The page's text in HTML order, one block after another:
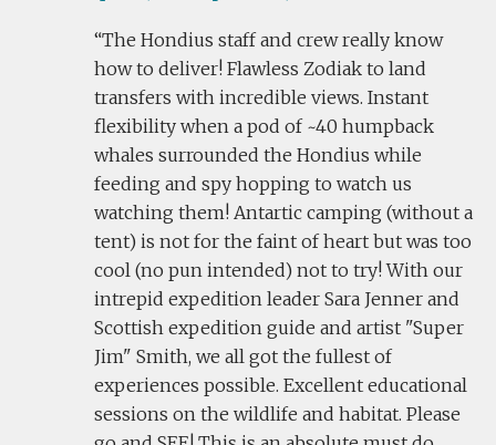
The Hondius staff and crew really know
how to deliver! Flawless Zodiak to land
transfers with incredible views. Instant
flexibility when a pod of ~40 humpback
whales surrounded the Hondius while
feeding and spy hopping to watch us
watching them! Antartic camping (without a
tent) is not for the faint of heart but was too
cool (no pun intended) not to try! With our
intrepid expedition leader Sara Jenner and
Scottish expedition guide and artist "Super
Jim" Smith, we all got the fullest of
experiences possible. Excellent educational
sessions on the wildlife and habitat. Please